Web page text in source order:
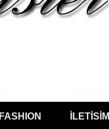
FASHION İLETİSİM